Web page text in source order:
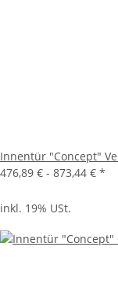
Innentür "Concept"
476,89 € - 873,44 € *
inkl. 19% USt.